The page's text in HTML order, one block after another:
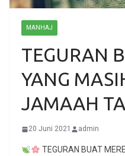
MANHAJ
TEGURAN
YANG
JAMAAH
20 Juni 2021 admin
TEGURAN BUAT